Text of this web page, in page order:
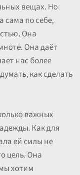
вещах. Но
сама по себе,
Она
Она даёт
нас более
как сделать
важных
Как для
ей силы не
цель. Она
хотим